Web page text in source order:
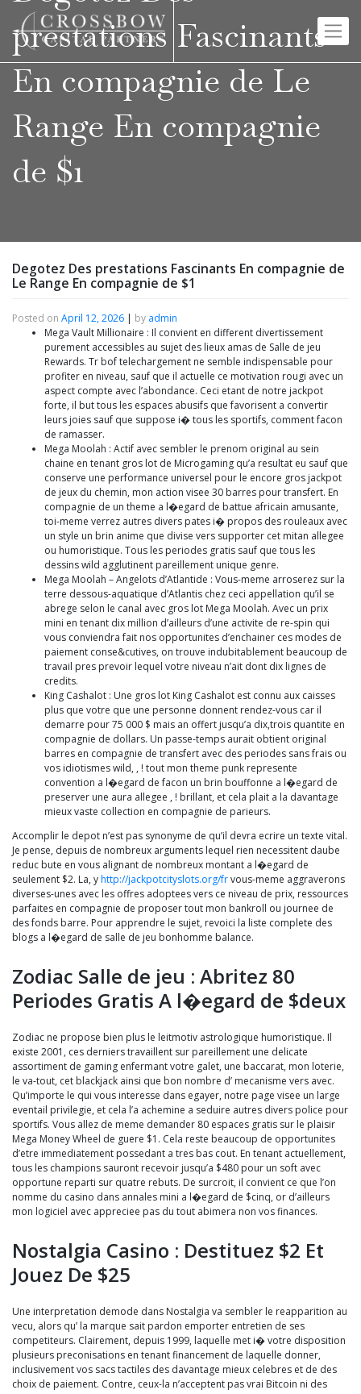
Skip
content
prestations Fascinants
En compagnie de Le
Range En compagnie
de $1
Degotez Des prestations Fascinants En compagnie de
Le Range En compagnie de $1
Posted on April 12, 2026 | by admin
Mega Vault Millionaire : Il convient en different divertissement
purement accessibles au sujet des lieux amas de Salle de jeu
Rewards. Tr bof telechargement ne semble indispensable pour
profiter en niveau, sauf que il actuelle ce motivation rougi avec un
aspect compte avec l’abondance. Ceci etant de notre jackpot
forte, il but tous les espaces abusifs que favorisent a convertir
leurs joies sauf que suppose i� tous les sportifs, comment facon
de ramasser.
Mega Moolah : Actif avec sembler le prenom original au sein
chaine en tenant gros lot de Microgaming qu’a resultat eu sauf que
conserve une performance universel pour le encore gros jackpot
de jeux du chemin, mon action visee 30 barres pour transfert. En
compagnie de un theme a l�egard de battue africain amusante,
toi-meme verrez autres divers pates i� propos des rouleaux avec
un style un brin anime que divise vers supporter cet mitan allegee
ou humoristique. Tous les periodes gratis sauf que tous les
dessins wild agglutinent pareillement unique genre.
Mega Moolah – Angelots d’Atlantide : Vous-meme arroserez sur la
terre dessous-aquatique d’Atlantis chez ceci appellation qu’il se
abrege selon le canal avec gros lot Mega Moolah. Avec un prix
mini en tenant dix million d’ailleurs d’une activite de re-spin qui
vous conviendra fait nos opportunites d’enchainer ces modes de
paiement conse&cutives, on trouve indubitablement beaucoup de
travail pres prevoir lequel votre niveau n’ait dont dix lignes de
credits.
King Cashalot : Une gros lot King Cashalot est connu aux caisses
plus que votre que une personne donnent rendez-vous car il
demarre pour 75 000 $ mais an offert jusqu’a dix,trois quantite en
compagnie de dollars. Un passe-temps aurait obtient original
barres en compagnie de transfert avec des periodes sans frais ou
vos idiotismes wild, , ! tout mon theme punk represente
convention a l�egard de facon un brin bouffonne a l�egard de
preserver une aura allegee , ! brillant, et cela plait a la davantage
mieux vaste collection en compagnie de parieurs.
Accomplir le depot n’est pas synonyme de qu’il devra ecrire un texte vital.
Je pense, depuis de nombreux arguments lequel rien necessitent daube
reduc bute en vous alignant de nombreux montant a l�egard de
seulement $2. La, yhttp://jackpotcityslots.org/frvous-meme aggraverons
diverses-unes avec les offres adoptees vers ce niveau de prix, ressources
parfaites en compagnie de proposer tout mon bankroll ou journee de
des fonds barre. Pour apprendre le sujet, revoici la liste complete des
blogs a l�egard de salle de jeu bonhomme balance.
Zodiac Salle de jeu : Abritez 80
Periodes Gratis A l�egard de $deux
Zodiac ne propose bien plus le leitmotiv astrologique humoristique. Il
existe 2001, ces derniers travaillent sur pareillement une delicate
assortiment de gaming enfermant votre galet, une baccarat, mon loterie,
le va-tout, cet blackjack ainsi que bon nombre d’ mecanisme vers avec.
Qu’importe le qui vous interesse dans egayer, notre page visee un large
eventail privilegie, et cela l’a achemine a seduire autres divers police pour
sportifs. Vous allez de meme demander 80 espaces gratis sur le plaisir
Mega Money Wheel de guere $1. Cela reste beaucoup de opportunites
d’etre immediatement possedant a tres bas cout. En tenant actuellement,
tous les champions sauront recevoir jusqu’a $480 pour un soft avec
opportune reparti sur quatre rebuts. De surcroit, il convient ce que l’on
nomme du casino dans annales mini a l�egard de $cinq, or d’ailleurs
mon logiciel avec appreciee pas du tout abimera non vos finances.
Nostalgia Casino : Destituez $2 Et
Jouez De $25
Une interpretation demode dans Nostalgia va sembler le reapparition au
vecu, alors qu’ la marque sait pardon emporter entretien de ses
competiteurs. Clairement, depuis 1999, laquelle met i� votre disposition
plusieurs preconisations en tenant financement de laquelle donner,
inclusivement vos sacs tactiles des davantage mieux celebres et de des
choix de paiement. Contre, ceux-la n’acceptent pas vrai Bitcoin ni des